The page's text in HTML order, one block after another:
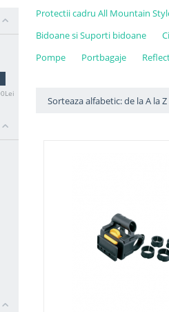
Lei
Protectii cadru All Mountain
Bidoane si Suporti bidoane
Pompe
Portbagaje
Sorteaza alfabetic: de la A la Z